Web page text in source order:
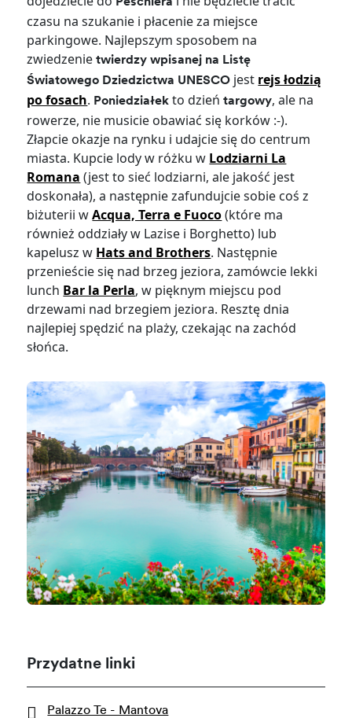
czasu na szukanie i płacenie za miejsce
parkingowe. Najlepszym sposobem na
zwiedzenietwierdzy wpisanej na Listę
Światowego Dziedzictwa UNESCO jest rejs łodzią
po fosach. Poniedziałek to dzieńtargowy, ale na
rowerze, nie musicie obawiać się korków :-).
Złapcie okazje na rynku i udajcie się do centrum
miasta. Kupcie lody w różku w Lodziarni La
Romana (jest to sieć lodziarni, ale jakość jest
doskonała), a następnie zafundujcie sobie coś z
biżuterii wAcqua, Terra e Fuoco(które ma
również oddziały w Lazise i Borghetto) lub
kapelusz w Hats and Brothers. Następnie
przenieście się nad brzeg jeziora, zamówcie lekki
lunch Bar la Perla, w pięknym miejscu pod
drzewami nad brzegiem jeziora. Resztę dnia
najlepiej spędzić na plaży, czekając na zachód
słońca.
Przydatne linki
Palazzo Te - Mantova